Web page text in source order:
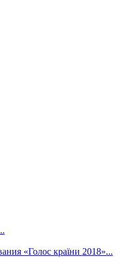
«Голос країни 2018»...